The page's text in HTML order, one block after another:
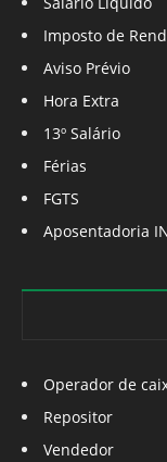
Imposto de
Aviso Prévio
Hora Extra
13º Salário
Férias
FGTS
Aposentadoria
Operador de
Repositor
Vendedor